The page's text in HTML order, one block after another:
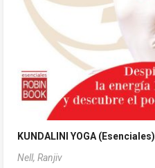
KUNDALINI YOGA (Esenciales)
Nell, Ranjiv